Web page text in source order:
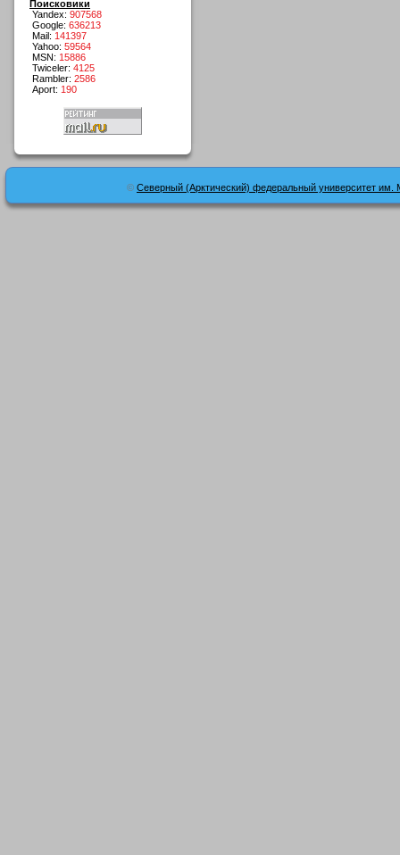
Поисковики
Yandex: 907568
Google: 636213
Mail: 141397
Yahoo: 59564
MSN: 15886
Twiceler: 4125
Rambler: 2586
Aport: 190
© Северный (Арктический) федеральный университет